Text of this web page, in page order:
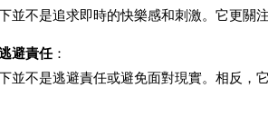
並不是追求即時的快樂感和刺激。它更關
避責任：
並不是逃避責任或避免面對現實。相反，